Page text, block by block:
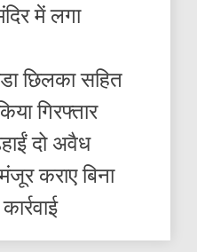
में लगा
छिलका सहित
गिरफ्तार
दो अवैध
कराए बिना